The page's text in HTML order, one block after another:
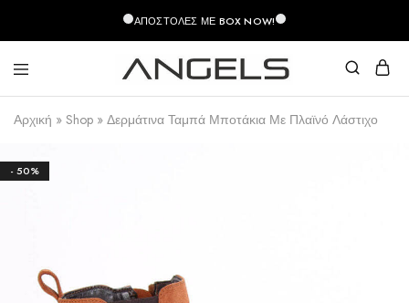
ΑΠΟΣΤΟΛΈΣ ΜΕ BOX NOW!
Angels
Fashion
Greek
Fashion
–
Αρχική » Shop » Δερμάτινα Ταμπά Μποτάκια Με Πλαϊνό Λάστιχο
- 50%